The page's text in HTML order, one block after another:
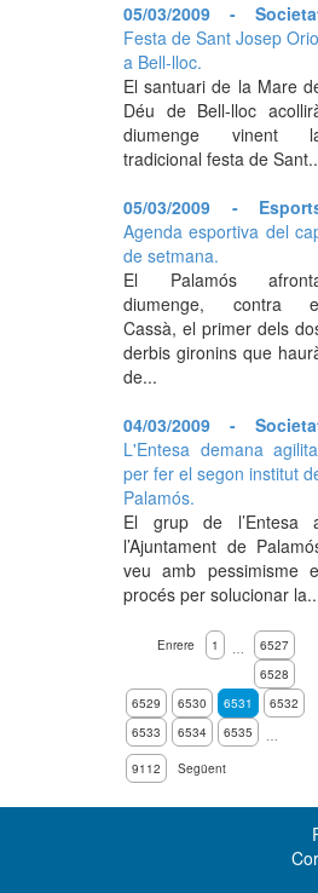
05/03/2009 -
Festa de Sant Josep
a Bell-lloc.
El santuari de la Mare
Déu de Bell-lloc
diumenge vinent
tradicional festa de
05/03/2009 -
Agenda esportiva del
de setmana.
El Palamós
diumenge, contra
Cassà, el primer dels
derbis gironins que
de...
04/03/2009 -
L'Entesa demana
per fer el segon institut
Palamós.
El grup de l’Entesa
l’Ajuntament de
veu amb pessimisme
procés per solucionar
Enrere 1 …
6527
6528
6529
6530 6531
6532
6533
6534 6535
…
9112
Següent